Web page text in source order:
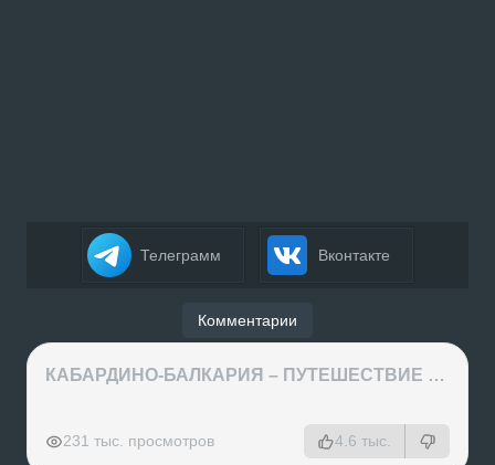
Телеграмм Вконтакте
Комментарии
КАБАРДИНО-БАЛКАРИЯ – ПУТЕШЕСТВИЕ НА КАВКАЗ часть 3
231 тыс. просмотров 4.6 тыс.